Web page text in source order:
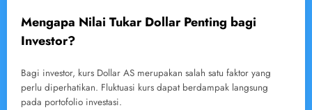
Mengapa Nilai Tukar Dollar Penting bagi
Investor?
Bagi investor, kurs Dollar AS merupakan salah satu faktor yang
perlu diperhatikan. Fluktuasi kurs dapat berdampak langsung
pada portofolio investasi.